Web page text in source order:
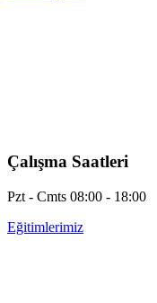
Çalışma Saatleri
Pzt - Cmts 08:00 - 18:00
Eğitimlerimiz